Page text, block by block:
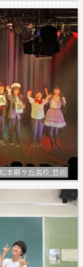
本県ケ丘高校,芸術